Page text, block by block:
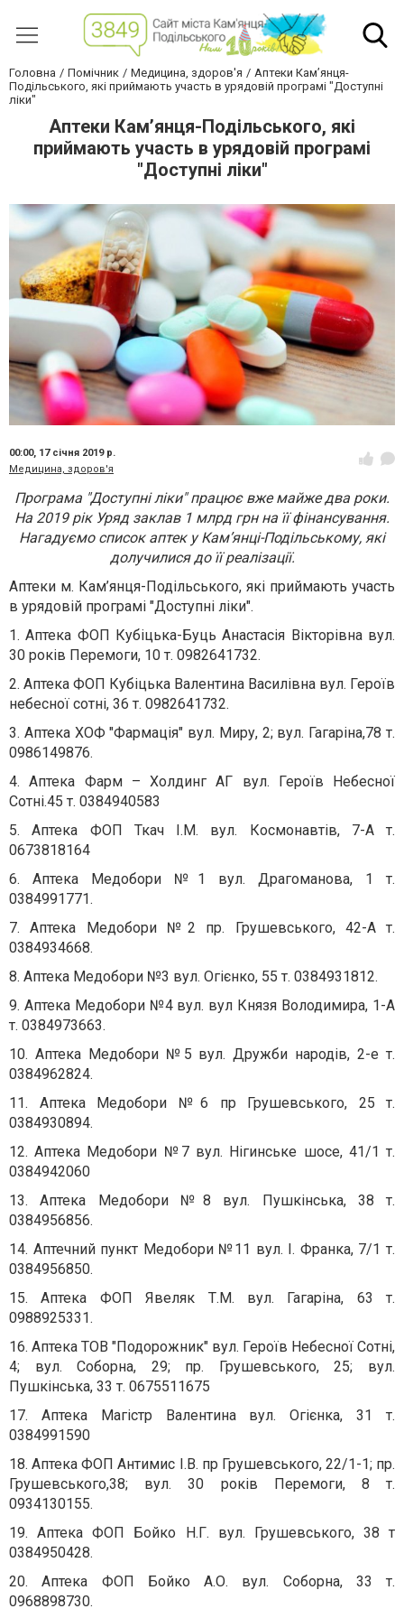
Головна Помічник Медицина, здоров'я
Аптеки Кам’янця-
Подільського, які приймають участь в урядовій програмі "Доступні
ліки"
Аптеки Кам’янця-Подільського, які
приймають участь в урядовій програмі
"Доступні ліки"
00:00, 17 січня 2019 р.
Медицина, здоров'я
Програма "Доступні ліки" працює вже майже два роки.
На 2019 рік Уряд заклав 1 млрд грн на її фінансування.
Нагадуємо список аптек у Кам’янці-Подільському, які
долучилися до її реалізації.
Аптеки м. Кам’янця-Подільського, які приймають участь
в урядовій програмі "Доступні ліки".
1. Аптека ФОП Кубіцька-Буць Анастасія Вікторівна вул.
30 років Перемоги, 10 т. 0982641732.
2. Аптека ФОП Кубіцька Валентина Василівна вул. Героїв
небесної сотні, 36 т. 0982641732.
3. Аптека ХОФ "Фармація" вул. Миру, 2; вул. Гагаріна,78 т.
0986149876.
4. Аптека Фарм – Холдинг АГ вул. Героїв Небесної
Сотні.45 т. 0384940583
5. Аптека ФОП Ткач І.М. вул. Космонавтів, 7-А т.
0673818164
6. Аптека Медобори №1 вул. Драгоманова, 1 т.
0384991771.
7. Аптека Медобори №2 пр. Грушевського, 42-А т.
0384934668.
8. Аптека Медобори №3 вул. Огієнко, 55 т. 0384931812.
9. Аптека Медобори №4 вул. вул Князя Володимира, 1-А
т. 0384973663.
10. Аптека Медобори №5 вул. Дружби народів, 2-е т.
0384962824.
11. Аптека Медобори №6 пр Грушевського, 25 т.
0384930894.
12. Аптека Медобори №7 вул. Нігинське шосе, 41/1 т.
0384942060
13. Аптека Медобори №8 вул. Пушкінська, 38 т.
0384956856.
14. Аптечний пункт Медобори №11 вул. І. Франка, 7/1 т.
0384956850.
15. Аптека ФОП Явеляк Т.М. вул. Гагаріна, 63 т.
0988925331.
16. Аптека ТОВ "Подорожник" вул. Героїв Небесної Сотні,
4; вул. Соборна, 29; пр. Грушевського, 25; вул.
Пушкінська, 33 т. 0675511675
17. Аптека Магістр Валентина вул. Огієнка, 31 т.
0384991590
18. Аптека ФОП Антимис І.В. пр Грушевського, 22/1-1; пр.
Грушевського,38; вул. 30 років Перемоги, 8 т.
0934130155.
19. Аптека ФОП Бойко Н.Г. вул. Грушевського, 38 т
0384950428.
20. Аптека ФОП Бойко А.О. вул. Соборна, 33 т.
0968898730.